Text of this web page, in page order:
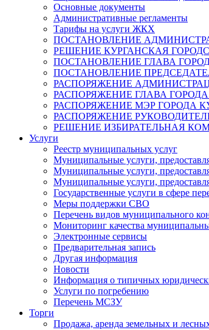
Основные документы
Административные регламенты
Тарифы на услуги ЖКХ
ПОСТАНОВЛЕНИЕ
РЕШЕНИЕ КУРГАНСКАЯ
ПОСТАНОВЛЕНИЕ ГЛАВА
ПОСТАНОВЛЕНИЕ
РАСПОРЯЖЕНИЕ
РАСПОРЯЖЕНИЕ ГЛАВА
РАСПОРЯЖЕНИЕ МЭР ГОРОДА
РАСПОРЯЖЕНИЕ
РЕШЕНИЕ ИЗБИРАТЕЛЬНАЯ
Услуги
Реестр муниципальных услуг
Муниципальные услуги,
Муниципальные услуги,
Муниципальные услуги,
Государственные услуги в сфере
Меры поддержки СВО
Перечень видов муниципального
Мониторинг качества
Электронные сервисы
Предварительная запись
Другая информация
Новости
Информация о типичных
Услуги по погребению
Перечень МСЗУ
Торги
Продажа, аренда земельных и